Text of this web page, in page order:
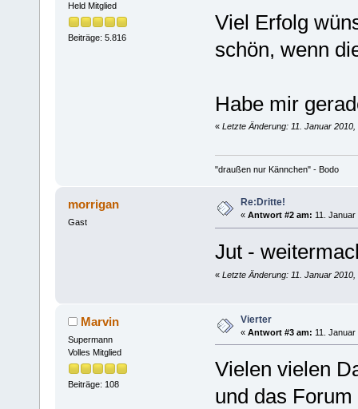
Held Mitglied
Beiträge: 5.816
Viel Erfolg
schön, wenn
Habe mir
« Letzte Änderung: 11. Januar
"draußen nur Kännchen" - Bodo
morrigan
Gast
Re:Dritte!
« Antwort #2 am: 11. Januar
Jut -
« Letzte Änderung: 11. Januar
Marvin
Supermann
Volles Mitglied
Beiträge: 108
Vierter
« Antwort #3 am: 11.
Vielen vielen
und das